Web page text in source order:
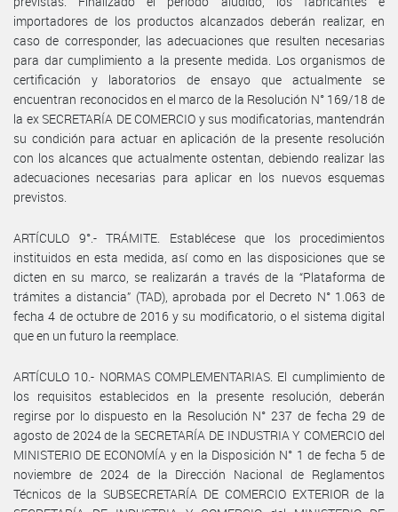
importadores de los productos alcanzados deberán realizar, en
caso de corresponder, las adecuaciones que resulten necesarias
para dar cumplimiento a la presente medida. Los organismos de
certificación y laboratorios de ensayo que actualmente se
encuentran reconocidos en el marco de la Resolución N° 169/18 de
la ex SECRETARÍA DE COMERCIO y sus modificatorias, mantendrán
su condición para actuar en aplicación de la presente resolución
con los alcances que actualmente ostentan, debiendo realizar las
adecuaciones necesarias para aplicar en los nuevos esquemas
previstos.
ARTÍCULO 9°.- TRÁMITE. Establécese que los procedimientos
instituidos en esta medida, así como en las disposiciones que se
dicten en su marco, se realizarán a través de la “Plataforma de
trámites a distancia” (TAD), aprobada por el Decreto N° 1.063 de
fecha 4 de octubre de 2016 y su modificatorio, o el sistema digital
que en un futuro la reemplace.
ARTÍCULO 10.- NORMAS COMPLEMENTARIAS. El cumplimiento de
los requisitos establecidos en la presente resolución, deberán
regirse por lo dispuesto en la Resolución N° 237 de fecha 29 de
agosto de 2024 de la SECRETARÍA DE INDUSTRIA Y COMERCIO del
MINISTERIO DE ECONOMÍA y en la Disposición N° 1 de fecha 5 de
noviembre de 2024 de la Dirección Nacional de Reglamentos
Técnicos de la SUBSECRETARÍA DE COMERCIO EXTERIOR de la